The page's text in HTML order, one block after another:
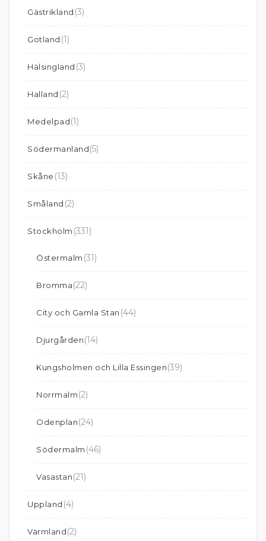
Gästrikland (3)
Gotland (1)
Hälsingland (3)
Halland (2)
Medelpad(1)
Södermanland(5)
Skåne (13)
Småland (2)
Stockholm (331)
Östermalm (31)
Bromma(22)
City och Gamla Stan (44)
Djurgården(14)
Kungsholmen och Lilla Essingen(39)
Norrmalm(2)
Odenplan(24)
Södermalm (46)
Vasastan(21)
Uppland (4)
Värmland(2)